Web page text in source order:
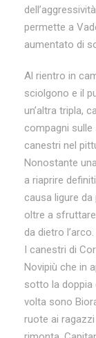
permette a
aumentato di
Al rientro in
sciolgono e il
un’altra tripla,
compagni sulle
canestri nel
Nonostante
a riaprire
causa ligure
oltre a
da dietro
I canestri di
Novipiù che in
sotto la doppia
volta sono
ruote ai